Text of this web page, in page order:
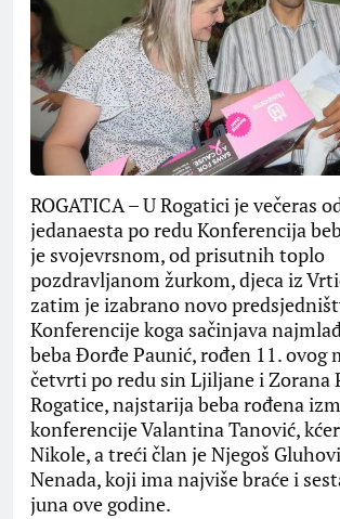
ROGATICA – U Rogatici je večeras
jedanaesta po redu Konferencija
je svojevrsnom, od prisutnih toplo
pozdravljanom žurkom, djeca iz
zatim je izabrano novo
Konferencije koga sačinjava
beba Đorđe Paunić, rođen 11. ovog
četvrti po redu sin Ljiljane i Zorana
Rogatice, najstarija beba rođena
konferencije Valantina Tanović,
Nikole, a treći član je Njegoš
Nenada, koji ima najviše braće i
juna ove godine.